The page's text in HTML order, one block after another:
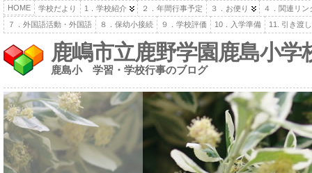
HOME 学校だより 1．学校紹介 ２．年間行事予定 ３．お便り
４．関連リン
７．外国語活動・外国語
８．保幼小接続 ９．学校評価 10．入学準備 11. 引き渡
鹿嶋市立鹿野学園鹿島小学
鹿島小 学習・学校行事のブログ